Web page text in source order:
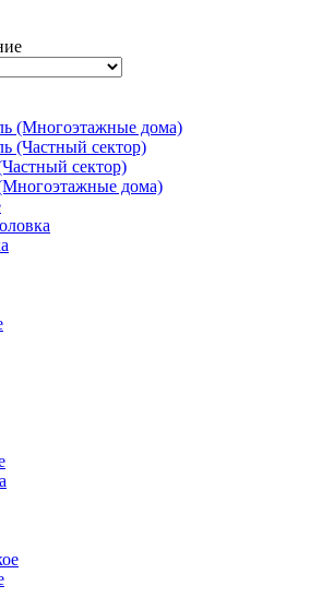
(Многоэтажные дома)
(Частный сектор)
сектор)
дома)